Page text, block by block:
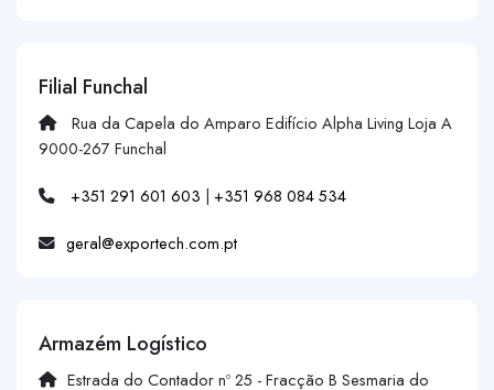
Filial Funchal
Rua da Capela do Amparo Edifício Alpha Living Loja A
9000-267 Funchal
+351 291 601 603 | +351 968 084 534
geral@exportech.com.pt
Armazém Logístico
Estrada do Contador nº 25 - Fracção B Sesmaria do